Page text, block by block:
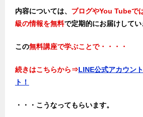
内容については、 ブログやYou Tubeで
級の情報を無料で定期的にお届けしてい
この無料講座で学ぶことで・・・・
続きはこちらから⇒LINE公式アカウン
ト！
・・・こうなってもらいます。